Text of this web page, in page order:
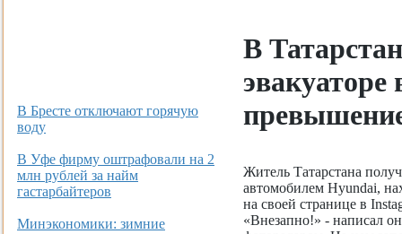
В Бресте отключают горячую
воду
В Уфе фирму оштрафовали на 2
млн рублей за найм
гастарбайтеров
Минэкономики: зимние
В
Житель Татарстана
автомобилем Hyundai,
на своей странице в
«Внезапно!» - написал